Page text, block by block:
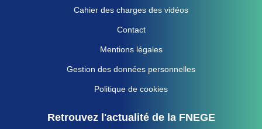
Cahier des charges des vidéos
Contact
Mentions légales
Gestion des données personnelles
Politique de cookies
Retrouvez l'actualité de la FNEGE